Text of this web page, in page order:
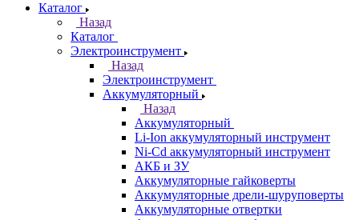
Каталог
Назад
Каталог
Электроинструмент
Назад
Электроинструмент
Аккумуляторный
Назад
Аккумуляторный
Li-Ion аккумуляторный инструмент
Ni-Cd аккумуляторный инструмент
АКБ и ЗУ
Аккумуляторные гайковерты
Аккумуляторные дрели-шуруповерты
Аккумуляторные отвертки